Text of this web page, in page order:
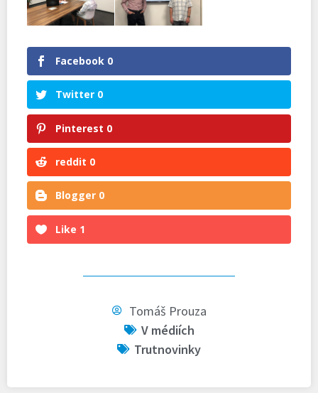
Facebook 0
Twitter 0
Pinterest 0
reddit 0
Blogger 0
Like 1
Tomáš Prouza
V médiích
Trutnovinky